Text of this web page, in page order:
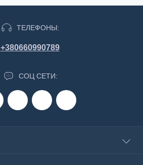
ТЕЛЕФОНЫ:
+380660990789
СОЦ СЕТИ: